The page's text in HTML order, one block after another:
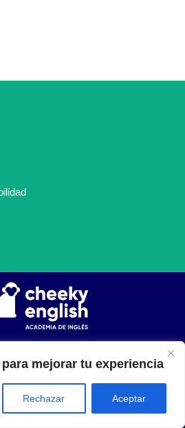
mejorar tu experiencia
Rechazar Aceptar